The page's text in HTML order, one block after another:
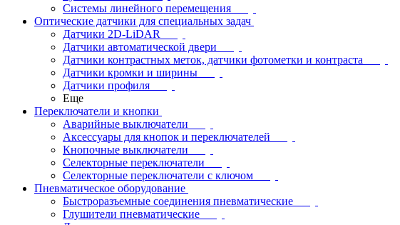
Системы линейного перемещения
Оптические датчики для специальных задач
Датчики 2D-LiDAR
Датчики автоматической двери
Датчики контрастных меток, датчики фотометки и контраста
Датчики кромки и ширины
Датчики профиля
Еще
Переключатели и кнопки
Аварийные выключатели
Аксессуары для кнопок и переключателей
Кнопочные выключатели
Селекторные переключатели
Селекторные переключатели с ключом
Пневматическое оборудование
Быстроразъемные соединения пневматические
Глушители пневматические